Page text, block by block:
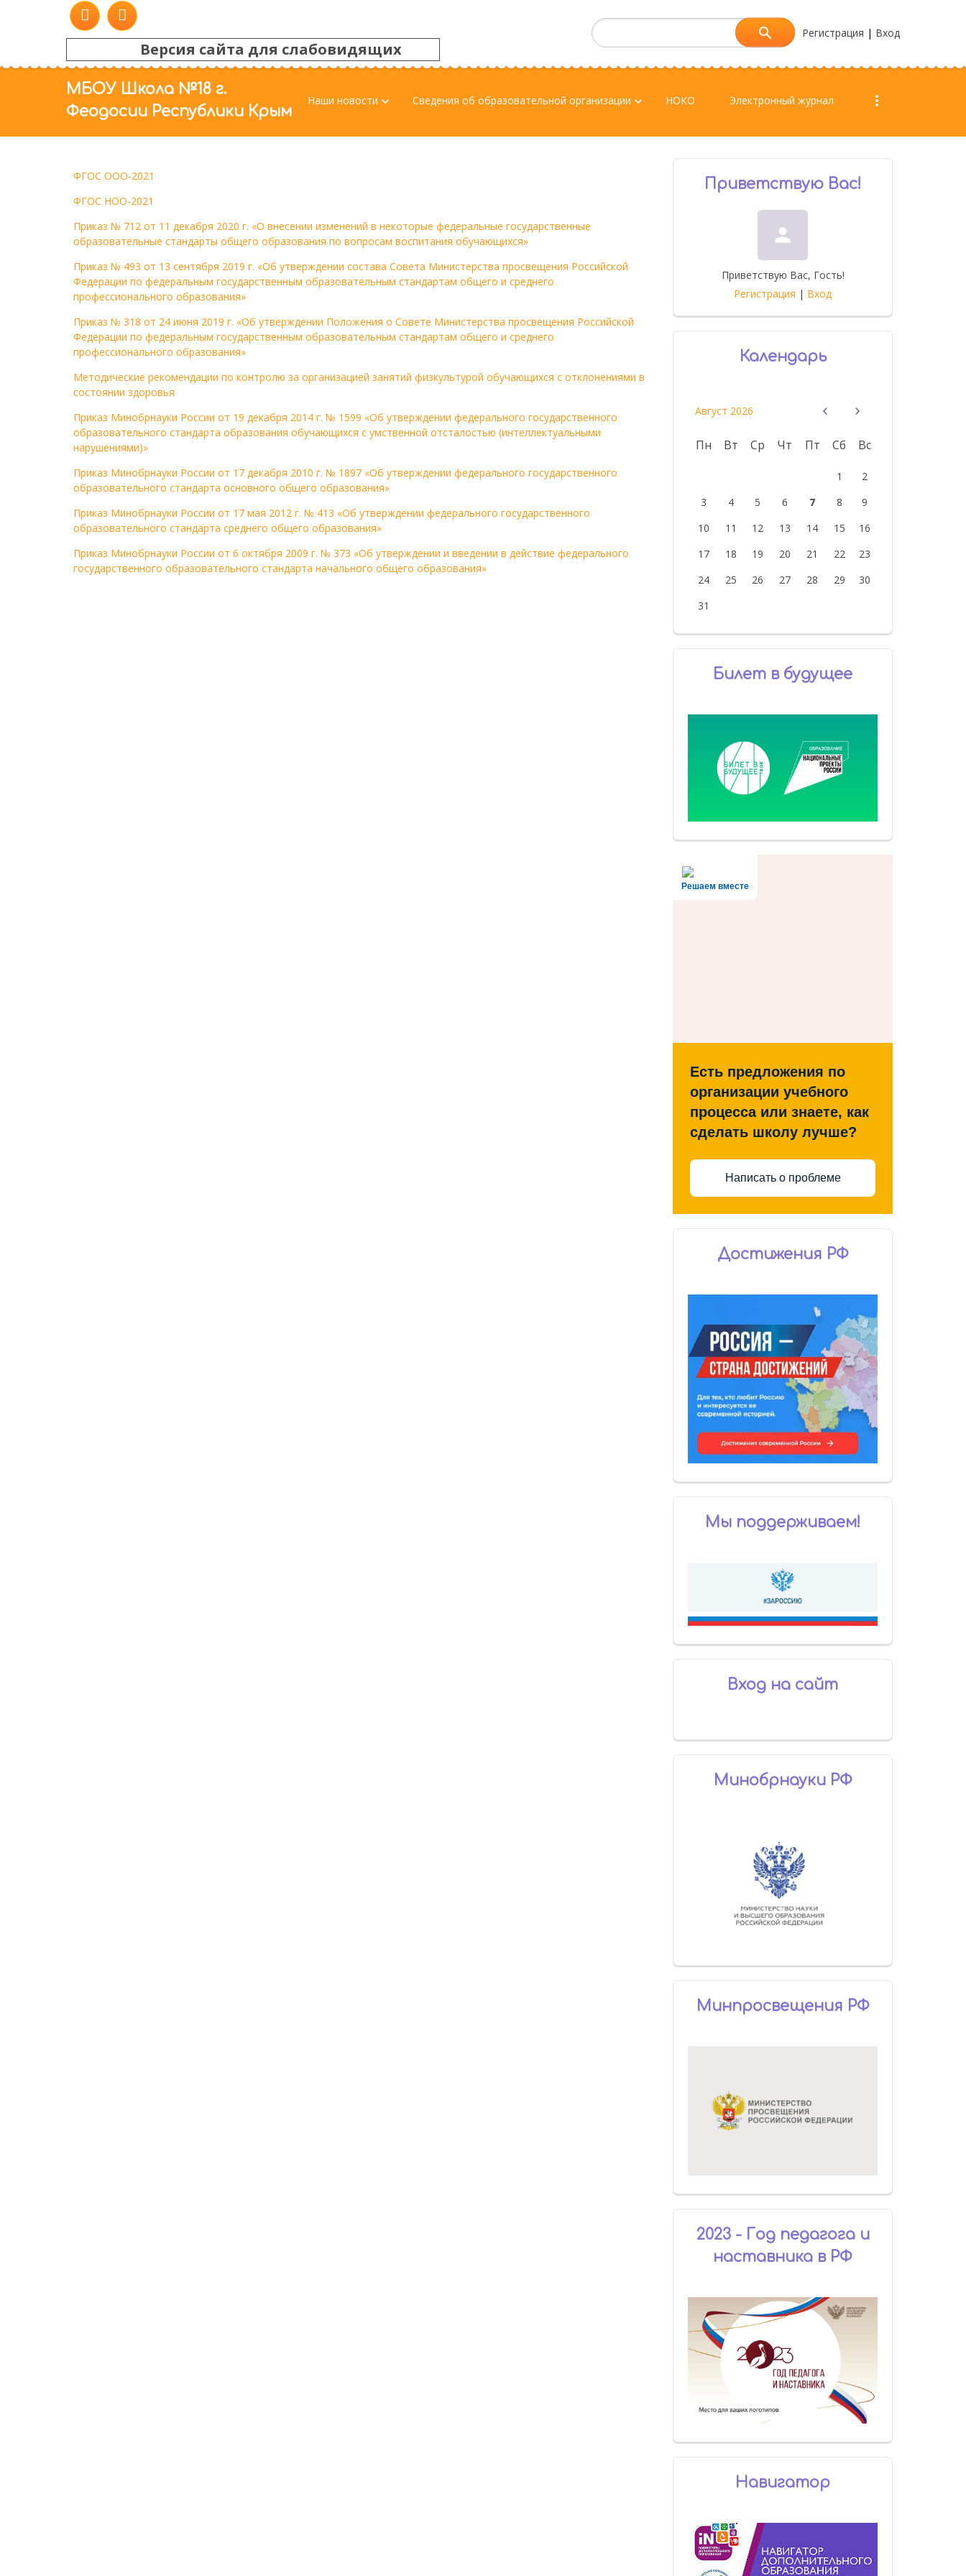
Версия сайта для слабовидящих
Регистрация | Вход
МБОУ Школа №18 г.
Феодосии Республики Крым
Наши новости keyboard_arrow_down Сведения об образовательной организации keyboard_arrow_down НОКО Электронный журнал more_vert
ФГОС ООО-2021
ФГОС НОО-2021
Приказ № 712 от 11 декабря 2020 г. «О внесении изменений в некоторые федеральные государственные
образовательные стандарты общего образования по вопросам воспитания обучающихся»
Приказ № 493 от 13 сентября 2019 г. «Об утверждении состава Совета Министерства просвещения Российской
Федерации по федеральным государственным образовательным стандартам общего и среднего
профессионального образования»
Приказ № 318 от 24 июня 2019 г. «Об утверждении Положения о Совете Министерства просвещения Российской
Федерации по федеральным государственным образовательным стандартам общего и среднего
профессионального образования»
Методические рекомендации по контролю за организацией занятий физкультурой обучающихся с отклонениями в
состоянии здоровья
Приказ Минобрнауки России от 19 декабря 2014 г. № 1599 «Об утверждении федерального государственного
образовательного стандарта образования обучающихся с умственной отсталостью (интеллектуальными
нарушениями)»
Приказ Минобрнауки России от 17 декабря 2010 г. № 1897 «Об утверждении федерального государственного
образовательного стандарта основного общего образования»
Приказ Минобрнауки России от 17 мая 2012 г. № 413 «Об утверждении федерального государственного
образовательного стандарта среднего общего образования»
Приказ Минобрнауки России от 6 октября 2009 г. № 373 «Об утверждении и введении в действие федерального
государственного образовательного стандарта начального общего образования»
Приветствую Вас!
person
Приветствую Вас, Гость!
Регистрация | Вход
Календарь
Август 2026
Пн Вт Ср Чт Пт Сб Вс
1
2
3
4 5 6 7 8
9
10
11 12 13 14 15
16
17
18 19 20 21 22
23
24
25 26 27 28 29
30
31
Билет в будущее
Решаем вместе
Есть предложения по
организации учебного
процесса или знаете, как
сделать школу лучше?
Написать о проблеме
Достижения РФ
Мы поддерживаем!
Вход на сайт
Минобрнауки РФ
Минпросвещения РФ
2023 - Год педагога и
наставника в РФ
Навигатор